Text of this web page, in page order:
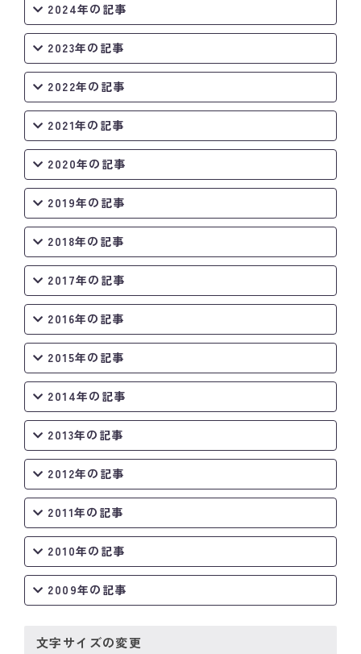
2024年の記事
2023年の記事
2022年の記事
2021年の記事
2020年の記事
2019年の記事
2018年の記事
2017年の記事
2016年の記事
2015年の記事
2014年の記事
2013年の記事
2012年の記事
2011年の記事
2010年の記事
2009年の記事
文字サイズの変更